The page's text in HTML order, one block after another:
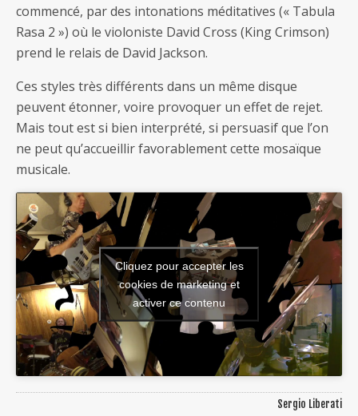
commencé, par des intonations méditatives (« Tabula
Rasa 2 ») où le violoniste David Cross (King Crimson)
prend le relais de David Jackson.
Ces styles très différents dans un même disque
peuvent étonner, voire provoquer un effet de rejet.
Mais tout est si bien interprété, si persuasif que l’on
ne peut qu’accueillir favorablement cette mosaïque
musicale.
Cliquez pour accepter les
cookies de marketing et
activer ce contenu
Sergio Liberati